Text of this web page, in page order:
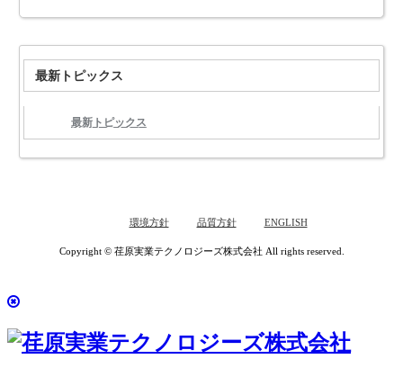
最新トピックス
最新トピックス
環境方針 品質方針 ENGLISH
Copyright © 荏原実業テクノロジーズ株式会社 All rights reserved.